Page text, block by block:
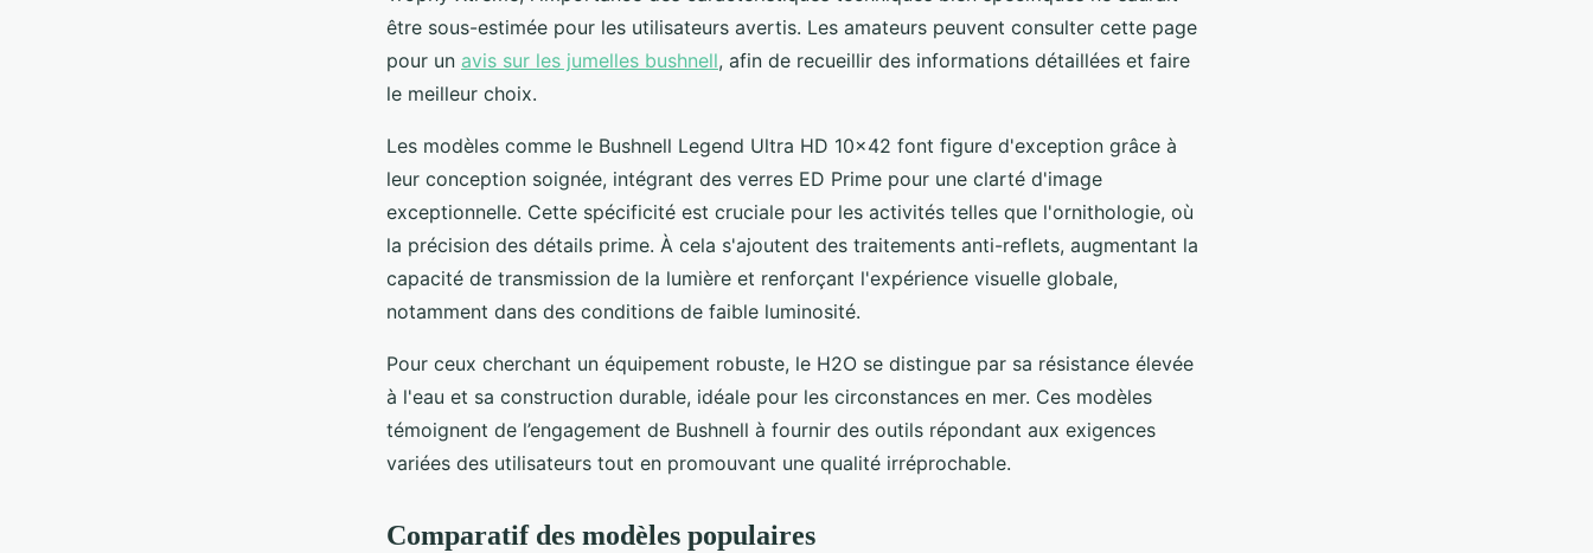
être sous-estimée pour les utilisateurs avertis. Les amateurs peuvent consulter cette page
pour un avis sur les jumelles bushnell, afin de recueillir des informations détaillées et faire
le meilleur choix.
Les modèles comme le Bushnell Legend Ultra HD 10x42 font figure d'exception grâce à
leur conception soignée, intégrant des verres ED Prime pour une clarté d'image
exceptionnelle. Cette spécificité est cruciale pour les activités telles que l'ornithologie, où
la précision des détails prime. À cela s'ajoutent des traitements anti-reflets, augmentant la
capacité de transmission de la lumière et renforçant l'expérience visuelle globale,
notamment dans des conditions de faible luminosité.
Pour ceux cherchant un équipement robuste, le H2O se distingue par sa résistance élevée
à l'eau et sa construction durable, idéale pour les circonstances en mer. Ces modèles
témoignent de l’engagement de Bushnell à fournir des outils répondant aux exigences
variées des utilisateurs tout en promouvant une qualité irréprochable.
Comparatif des modèles populaires